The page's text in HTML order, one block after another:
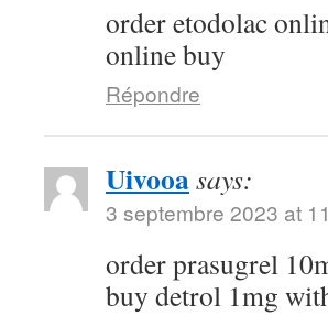
order etodolac
online buy
Répondre
Uivooasays:
3 septembre 2023 at
order prasugrel
buy detrol 1mg